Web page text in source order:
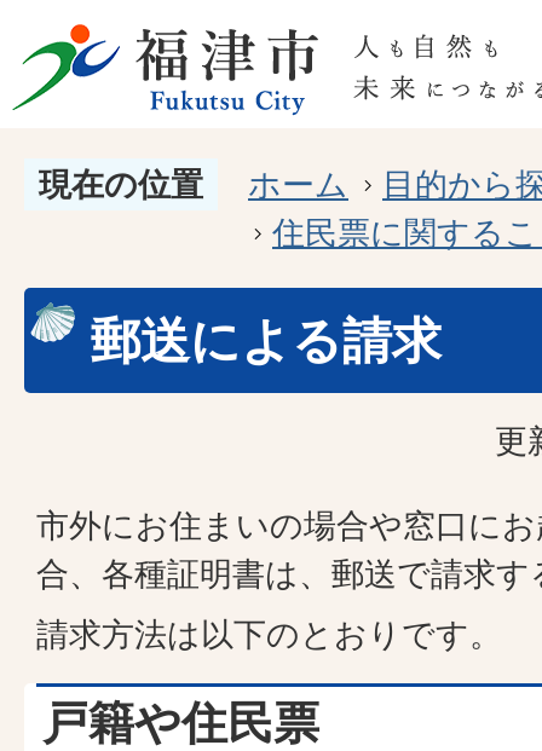
現在の位置 ホーム
目的から
住民票に関する
郵送による請求
更
市外にお住まいの場合や窓口に
合、各種証明書は、郵送で請求
請求方法は以下のとおりです。
戸籍や住民票